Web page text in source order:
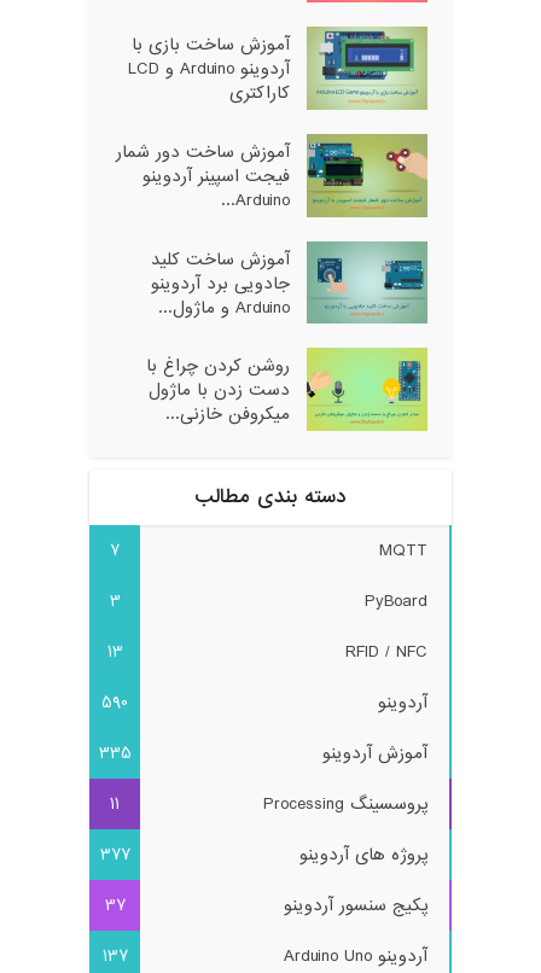
آموزش ساخت بازی با
آردوینو Arduino و LCD
کاراکتری
آموزش ساخت دور شمار
فیجت اسپینر آردوینو
Arduino...
آموزش ساخت کلید
جادویی برد آردوینو
Arduino و ماژول...
روشن کردن چراغ با
دست زدن با ماژول
میکروفن خازنی...
دسته بندی مطالب
MQTT
7
PyBoard
3
RFID / NFC
13
آردوینو
590
آموزش آردوینو
335
پروسسینگ Processing
11
پروژه های آردوینو
377
پکیج سنسور آردوینو
37
آردوینو Arduino Uno
137